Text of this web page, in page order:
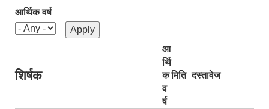
आर्थिक वर्ष
शिर्षक
आ
र्थि
क
व
र्ष
मिति दस्तावेज